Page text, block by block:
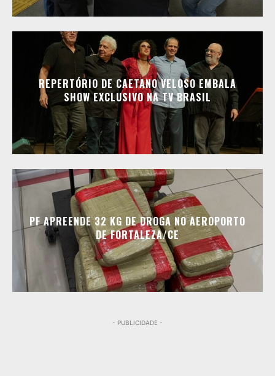
REPERTÓRIO DE CAETANO VELOSO EMBALA
SHOW EXCLUSIVO NA TV BRASIL
PF APREENDE 32 KG DE DROGA NO AEROPORTO
DE FORTALEZA/CE
- PUBLICIDADE -